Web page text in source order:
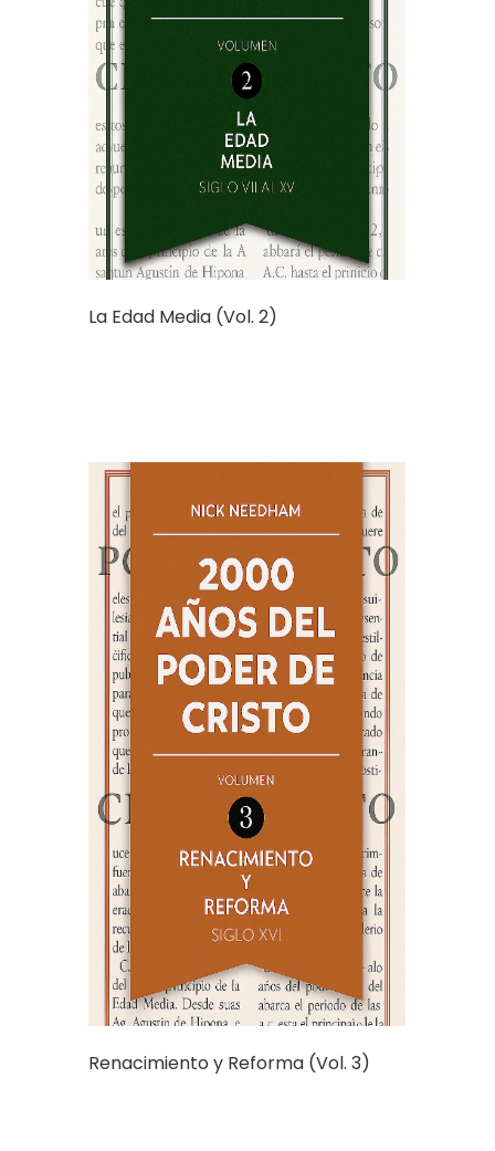
La Edad Media (Vol. 2)
Renacimiento y Reforma (Vol. 3)